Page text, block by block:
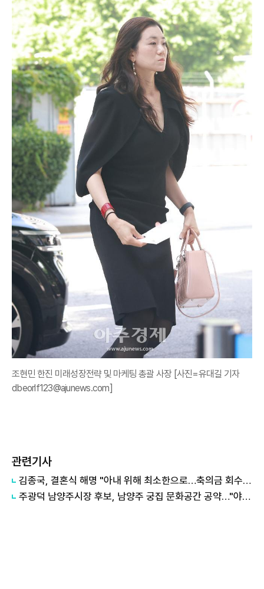
조현민 한진 미래성장전략 및 마케팅 총괄 사장 [사진=유대길 기자
dbeorlf123@ajunews.com]
관련기사
김종국, 결혼식 해명 "아내 위해 최소한으로…축의금 회수 못했다"
주광덕 남양주시장 후보, 남양주 궁집 문화공간 공약…"야행부터 무료 결혼식까지"